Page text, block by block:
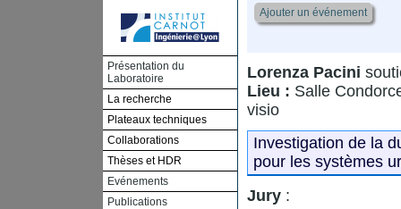
Présentation du
Laboratoire
La recherche
Plateaux techniques
Collaborations
Thèses et HDR
Evénements
Publications
Ajouter un événement
Lorenza Pacini
Lieu : Salle
visio
Investigation de la
pour les systèmes
Jury :